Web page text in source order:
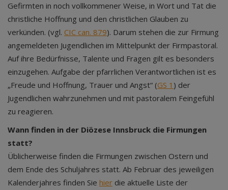
Gefirmten in noch vollkommener Weise, in Wort und Tat die
christliche Hoffnung und den christlichen Glauben zu
verkünden. (vgl. CIC can. 879). Darum stehen die zur Firmung
angemeldeten Jugendlichen im Mittelpunkt der Firmpastoral.
Auf ihre Bedürfnisse, Talente und Fragen gilt es besonders
einzugehen. Aufgabe der pfarrlichen Verantwortlichen ist es
„Freude und Hoffnung, Trauer und Angst“ (GS 1 ) der
Jugendlichen wahrzunehmen und mit pastoralem Feingefühl
zu reagieren.
Wann finden in der Diözese Innsbruck die Firmungen
statt?
Üblicherweise finden die Firmungen zwischen Ostern und
dem Ende des Schuljahres statt. Ab Februar des jeweiligen
Kalenderjahres finden Sie hier die aktuelle Liste der